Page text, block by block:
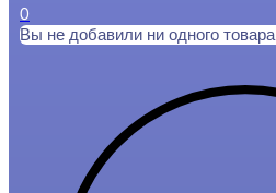
0
Вы не добавили ни одного товара